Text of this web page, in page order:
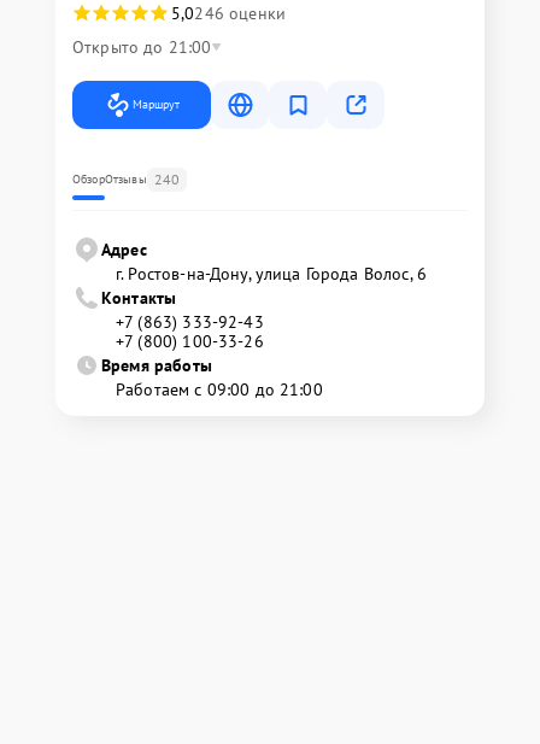
5,0246 оценки
Открыто до 21:00
Маршрут
ОбзорОтзывы 240
Адрес
г. Ростов-на-Дону, улица Города Волос, 6
Контакты
+7 (863) 333-92-43
+7 (800) 100-33-26
Время работы
Работаем с 09:00 до 21:00